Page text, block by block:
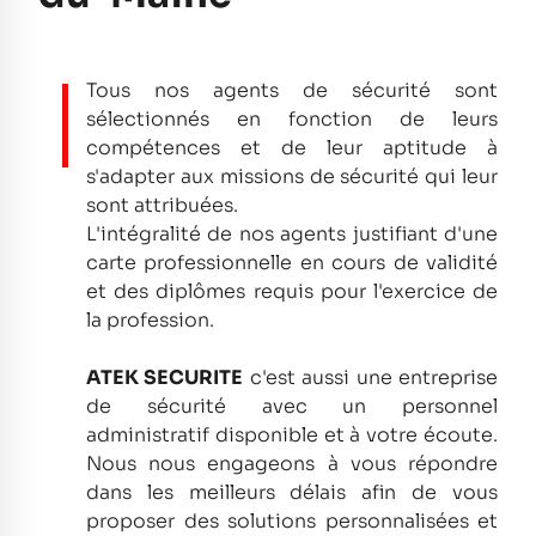
Tous nos agents de sécurité sont
sélectionnés en fonction de leurs
compétences et de leur aptitude à
s'adapter aux missions de sécurité qui leur
sont attribuées.
L'intégralité de nos agents justifiant d'une
carte professionnelle en cours de validité
et des diplômes requis pour l'exercice de
la profession.
ATEK SECURITE c'est aussi une entreprise
de sécurité avec un personnel
administratif disponible et à votre écoute.
Nous nous engageons à vous répondre
dans les meilleurs délais afin de vous
proposer des solutions personnalisées et